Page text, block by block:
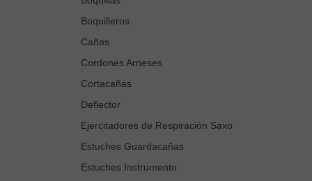
Boquilleros
Cañas
Cordones Arneses
Cortacañas
Deflector
Ejercitadores de Respiración Saxo
Estuches Guardacañas
Estuches Instrumento